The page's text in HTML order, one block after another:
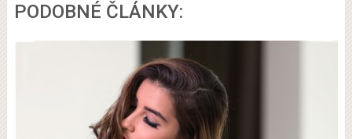
PODOBNÉ ČLÁNKY: